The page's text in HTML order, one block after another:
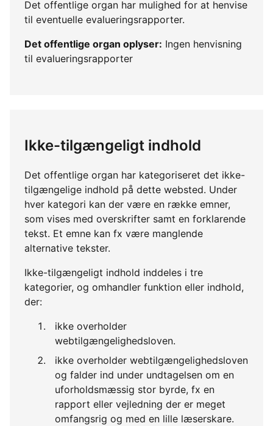
Det offentlige organ har mulighed for at henvise
til eventuelle evalueringsrapporter.
Det offentlige organ oplyser: Ingen henvisning
til evalueringsrapporter
Ikke-tilgængeligt indhold
Det offentlige organ har kategoriseret det ikke-
tilgængelige indhold på dette websted. Under
hver kategori kan der være en række emner,
som vises med overskrifter samt en forklarende
tekst. Et emne kan fx være manglende
alternative tekster.
Ikke-tilgængeligt indhold inddeles i tre
kategorier, og omhandler funktion eller indhold,
der:
ikke overholder
webtilgængelighedsloven.
ikke overholder webtilgængelighedsloven
og falder ind under undtagelsen om en
uforholdsmæssig stor byrde, fx en
rapport eller vejledning der er meget
omfangsrig og med en lille læserskare.